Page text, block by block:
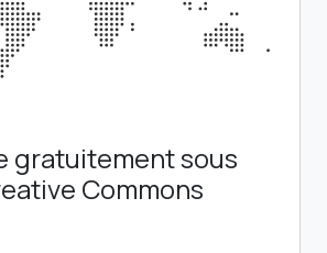
gratuitement sous
Commons